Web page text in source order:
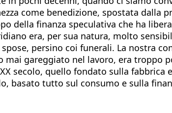
come benedizione, spostata
della finanza speculativa che ha
era, per sua natura, molto
persino coi funerali. La nostra
gareggiato nel lavoro, era troppo
secolo, quello fondato sulla
basato tutto sul consumo e sulla